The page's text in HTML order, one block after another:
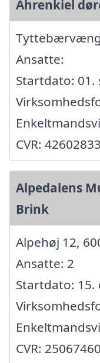
Ahrenkiel
Ansatte:
Startdato: 01.
CVR: 42602833
Alpedalens
Brink
Alpehøj 12,
Ansatte: 2
Startdato: 15.
CVR: 25067460